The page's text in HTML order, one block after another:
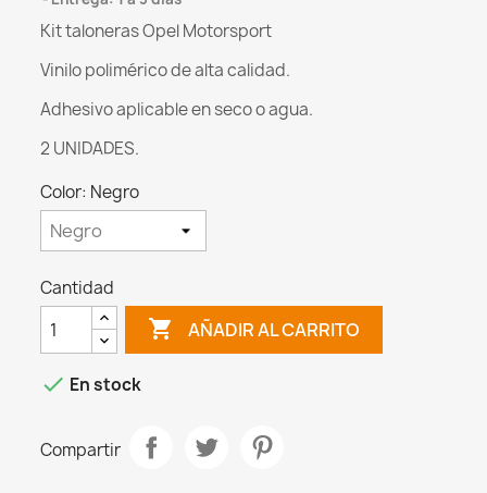
Kit taloneras Opel Motorsport
Vinilo polimérico de alta calidad.
Adhesivo aplicable en seco o agua.
2 UNIDADES.
Color: Negro
Cantidad
 AÑADIR AL CARRITO
 En stock
Compartir